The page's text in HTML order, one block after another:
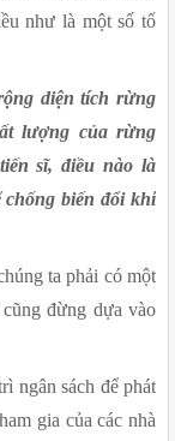
như là một số tổ
diện tích rừng
lượng của rừng
sĩ, điều nào là
chống biến đổi khí
ta phải có một
đừng dựa vào
ngân sách để phát
gia của các nhà